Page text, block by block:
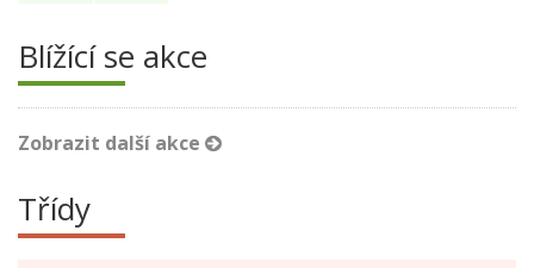
Blížící se akce
Zobrazit další akce
Třídy